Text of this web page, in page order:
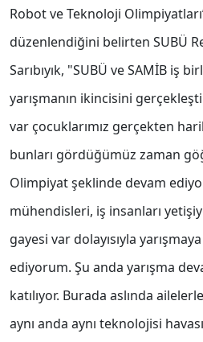
Robot ve Teknoloji
düzenlendiğini belirten SUBÜ
Sarıbıyık, "SUBÜ ve SAMİB iş
yarışmanın ikincisini
var çocuklarımız gerçekten
bunları gördüğümüz zaman
Olimpiyat şeklinde devam
mühendisleri, iş insanları
gayesi var dolayısıyla
ediyorum. Şu anda yarışma
katılıyor. Burada aslında
aynı anda aynı teknolojisi